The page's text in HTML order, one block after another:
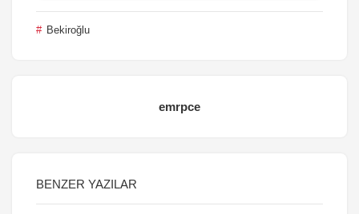
Bekiroğlu
emrpce
BENZER YAZILAR